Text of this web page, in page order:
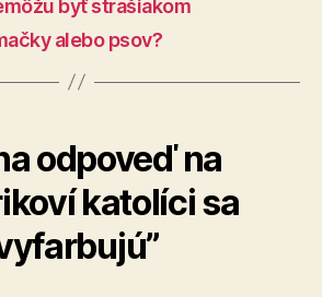
byť strašiakom
alebo psov?
odpoveď na
katolíci sa